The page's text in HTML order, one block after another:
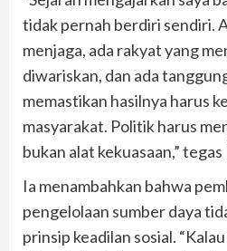
tidak pernah berdiri sendiri.
menjaga, ada rakyat yang
diwariskan, dan ada
memastikan hasilnya harus
masyarakat. Politik harus
bukan alat kekuasaan,”
Ia menambahkan bahwa
pengelolaan sumber daya
prinsip keadilan sosial.